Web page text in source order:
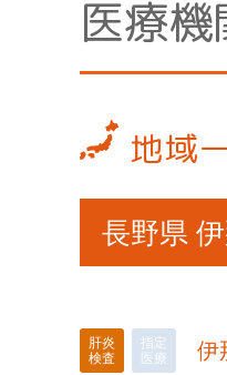
医療
地域
長野県
肝炎
検査
指定
医療
伊